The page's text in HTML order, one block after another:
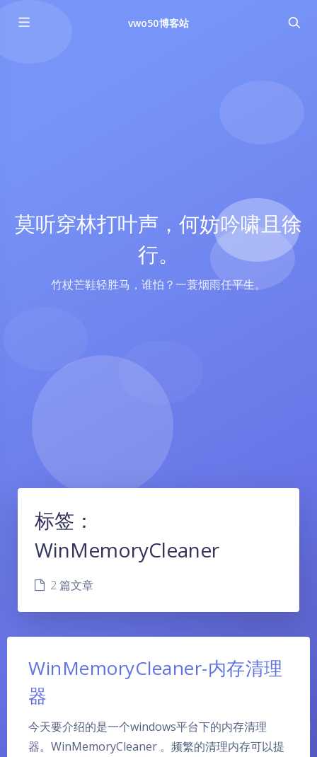
vwo50博客站
莫听穿林打叶声，何妨吟啸且徐
行。
竹杖芒鞋轻胜马，谁怕？一蓑烟雨任平生。
标签：
WinMemoryCleaner
2 篇文章
WinMemoryCleaner-内存清理
器
今天要介绍的是一个windows平台下的内存清理
器。WinMemoryCleaner 。频繁的清理内存可以提